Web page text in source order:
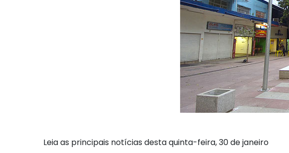
Leia as principais notícias desta quinta-feira, 30 de janeiro